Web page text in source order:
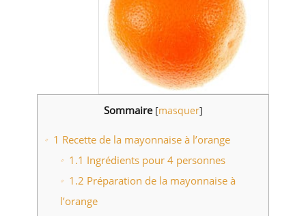
Sommaire [masquer]
1 Recette de la mayonnaise à l’orange
1.1 Ingrédients pour 4 personnes
1.2 Préparation de la mayonnaise à
l’orange